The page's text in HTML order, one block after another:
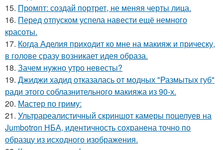
15. Промпт: создай портрет, не меняя черты лица.
16. Перед отпуском успела навести ещё немного
красоты.
17. Когда Аделия приходит ко мне на макияж и прическу,
в голове сразу возникает идея образа.
18. Зачем нужно утро невесты?
19. Джиджи хадид отказалась от модных "Размытых губ"
ради этого соблазнительного макияжа из 90-х.
20. Мастер по гриму:
21. Ультрареалистичный скриншот камеры поцелуев на
Jumbotron НБА, идентичность сохранена точно по
образцу из исходного изображения.